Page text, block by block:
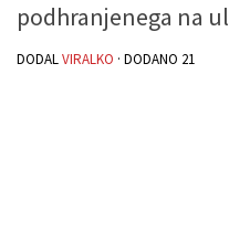
podhranjenega na
DODALVIRALKO · DODANO 21